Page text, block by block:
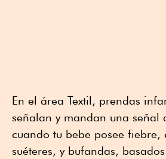
En el área Textil, prendas
señalan y mandan una señal
cuando tu bebe posee fiebre,
suéteres, y bufandas,